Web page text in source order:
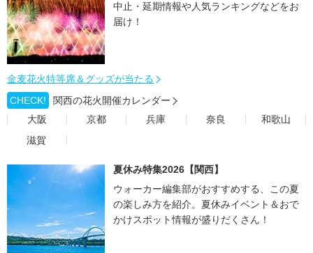
中止・延期情報や人気ランキングなどをお
届け！
金麦花火特等席＆グッズが当たる
CHECK!
関西の花火開催カレンダー
大阪
京都 兵庫 奈良
和歌山
滋賀
夏休み特集2026【関西】
ウォーカー編集部がおすすめする、この夏
の楽しみ方を紹介。夏休みイベント＆おで
かけスポット情報が盛りだくさん！